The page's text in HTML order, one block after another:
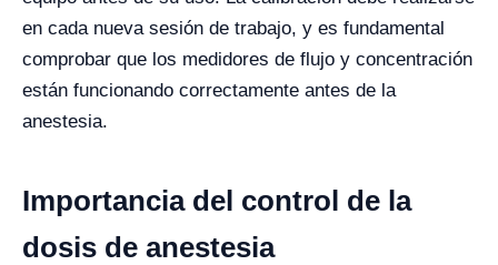
en cada nueva sesión de trabajo, y es fundamental
comprobar que los medidores de flujo y concentración
están funcionando correctamente antes de la
anestesia.
Importancia del control de la
dosis de anestesia